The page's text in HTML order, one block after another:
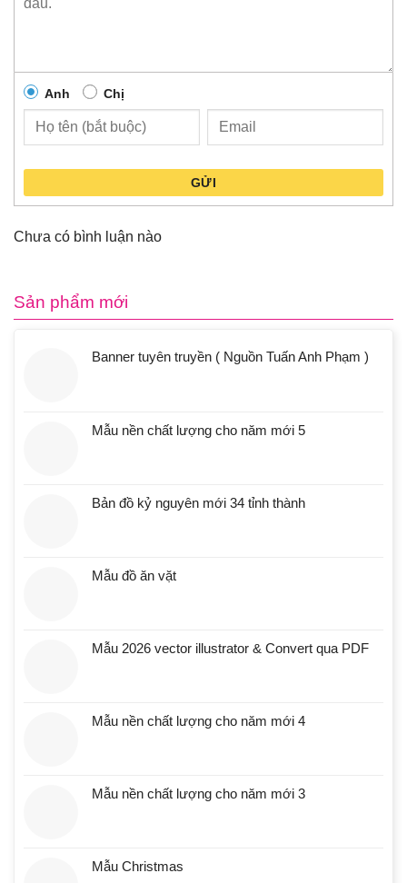
Anh Chị
GỬI
Chưa có bình luận nào
Sản phẩm mới
Banner tuyên truyền ( Nguồn Tuấn Anh Phạm )
Mẫu nền chất lượng cho năm mới 5
Bản đồ kỷ nguyên mới 34 tỉnh thành
Mẫu đồ ăn vặt
Mẫu 2026 vector illustrator & Convert qua PDF
Mẫu nền chất lượng cho năm mới 4
Mẫu nền chất lượng cho năm mới 3
Mẫu Christmas